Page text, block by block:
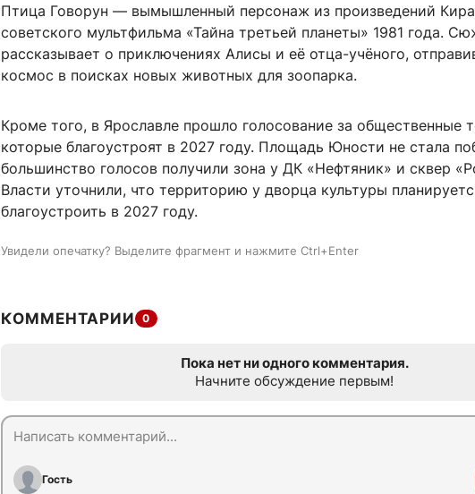
Птица Говорун — вымышленный персонаж из произведений
советского мультфильма «Тайна третьей планеты» 1981 года.
рассказывает о приключениях Алисы и её отца-учёного,
космос в поисках новых животных для зоопарка.
Кроме того, в Ярославле прошло голосование за общественные
которые благоустроят в 2027 году. Площадь Юности не стала
большинство голосов получили зона у ДК «Нефтяник» и сквер
Власти уточнили, что территорию у дворца культуры
благоустроить в 2027 году.
Увидели опечатку? Выделите фрагмент и нажмите Ctrl+Enter
КОММЕНТАРИИ 0
Пока нет ни одного комментария.
Начните обсуждение первым!
Гость